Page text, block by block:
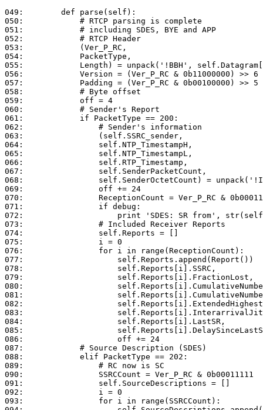
049:	    def parse(self):
050:	        # RTCP parsing is complete
051:	        # including SDES, BYE and APP
052:	        # RTCP Header
053:	        (Ver_P_RC,
054:	        PacketType,
055:	        Length) = unpack('!BBH', self.Datagram[:4])
056:	        Version = (Ver_P_RC & 0b11000000) >> 6
057:	        Padding = (Ver_P_RC & 0b00100000) >> 5
058:	        # Byte offset
059:	        off = 4
060:	        # Sender's Report
061:	        if PacketType == 200:
062:	            # Sender's information
063:	            (self.SSRC_sender,
064:	            self.NTP_TimestampH,
065:	            self.NTP_TimestampL,
066:	            self.RTP_Timestamp,
067:	            self.SenderPacketCount,
068:	            self.SenderOctetCount) = unpack('!IIIIII', self.Datagram[off: off + 24])
069:	            off += 24
070:	            ReceptionCount = Ver_P_RC & 0b00011111
071:	            if debug:
072:	                print 'SDES: SR from', str(self.SSRC_sender)
073:	            # Included Receiver Reports
074:	            self.Reports = []
075:	            i = 0
076:	            for i in range(ReceptionCount):
077:	                self.Reports.append(Report())
078:	                self.Reports[i].SSRC,
079:	                self.Reports[i].FractionLost,
080:	                self.Reports[i].CumulativeNumberOfPacketsLostH,
081:	                self.Reports[i].CumulativeNumberOfPacketsLostL,
082:	                self.Reports[i].ExtendedHighestSequenceNumberReceived,
083:	                self.Reports[i].InterarrivalJitter,
084:	                self.Reports[i].LastSR,
085:	                self.Reports[i].DelaySinceLastSR = unpack('!IBBHIIII', self.Datagram[off: off + 24])
086:	                off += 24
087:	        # Source Description (SDES)
088:	        elif PacketType == 202:
089:	            # RC now is SC
090:	            SSRCCount = Ver_P_RC & 0b00011111
091:	            self.SourceDescriptions = []
092:	            i = 0
093:	            for i in range(SSRCCount):